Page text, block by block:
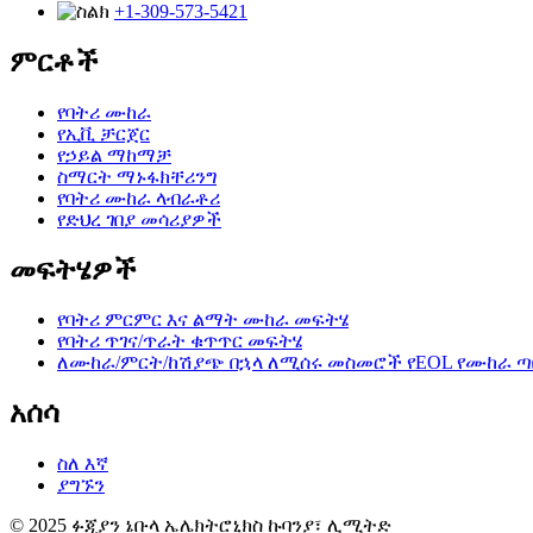
+1-309-573-5421
ምርቶች
የባትሪ ሙከራ
የኢቪ ቻርጀር
የኃይል ማከማቻ
ስማርት ማኑፋክቸሪንግ
የባትሪ ሙከራ ላብራቶሪ
የድህረ ገበያ መሳሪያዎች
መፍትሄዎች
የባትሪ ምርምር እና ልማት ሙከራ መፍትሄ
የባትሪ ጥገና/ጥራት ቁጥጥር መፍትሄ
ለሙከራ/ምርት/ከሽያጭ በኋላ ለሚሰሩ መስመሮች የEOL የሙከራ
አሰሳ
ስለ እኛ
ያግኙን
© 2025 ፉጂያን ኔቡላ ኤሌክትሮኒክስ ኩባንያ፣ ሊሚትድ